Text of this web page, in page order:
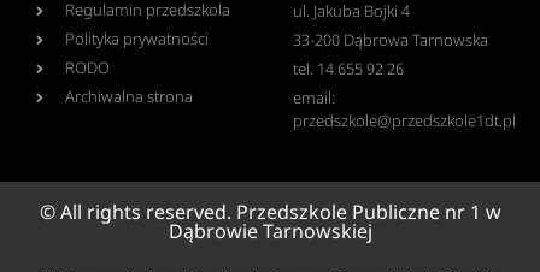
Regulamin przedszkola
Polityka prywatności
RODO
Archiwalna strona
ul. Jakuba Bojki 4
33-200 Dąbrowa Tarnowska
tel. 14 655 92 26
email:
przedszkole@przedszkole1dt.pl
© All rights reserved. Przedszkole Publiczne nr 1 w
Dąbrowie Tarnowskiej